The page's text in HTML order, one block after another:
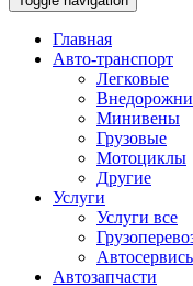
Главная
Авто-транспорт
Легковые
Минивены
Грузовые
Мотоциклы
Другие
Услуги
Услуги все
Автозапчасти